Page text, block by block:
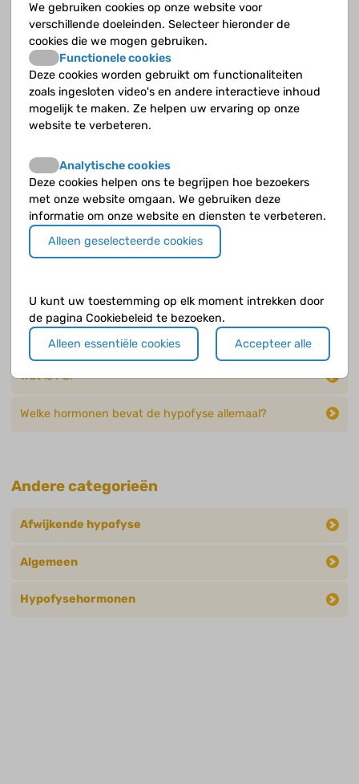
Opvolgende vragen
Hoeveel hormonen maakt de hypofyse aan?
Wat doet ACTH?
Wat doet TSH?
Wat is ADH?
Wat is GH?
Wat is LH?
Wat is PL?
Welke hormonen bevat de hypofyse allemaal?
Andere categorieën
Afwijkende hypofyse
Algemeen
Hypofysehormonen
We gebruiken cookies op onze website voor
verschillende doeleinden. Selecteer hieronder de
cookies die we mogen gebruiken.
Functionele cookies
Deze cookies worden gebruikt om functionaliteiten
zoals ingesloten video's en andere interactieve inhoud
mogelijk te maken. Ze helpen uw ervaring op onze
website te verbeteren.
Analytische cookies
Deze cookies helpen ons te begrijpen hoe bezoekers
met onze website omgaan. We gebruiken deze
informatie om onze website en diensten te verbeteren.
Alleen geselecteerde cookies
U kunt uw toestemming op elk moment intrekken door
de pagina Cookiebeleid te bezoeken.
Alleen essentiële cookies
Accepteer alle